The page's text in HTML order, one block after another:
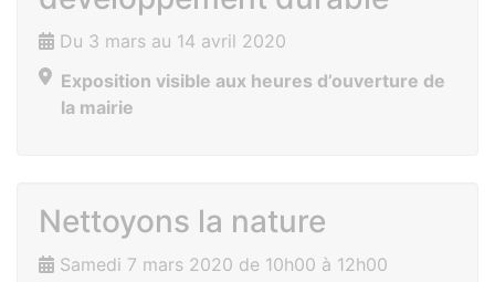
Du 3 mars au 14 avril 2020
Exposition visible aux heures d’ouverture de
la mairie
Nettoyons la nature
Samedi 7 mars 2020 de 10h00 à 12h00